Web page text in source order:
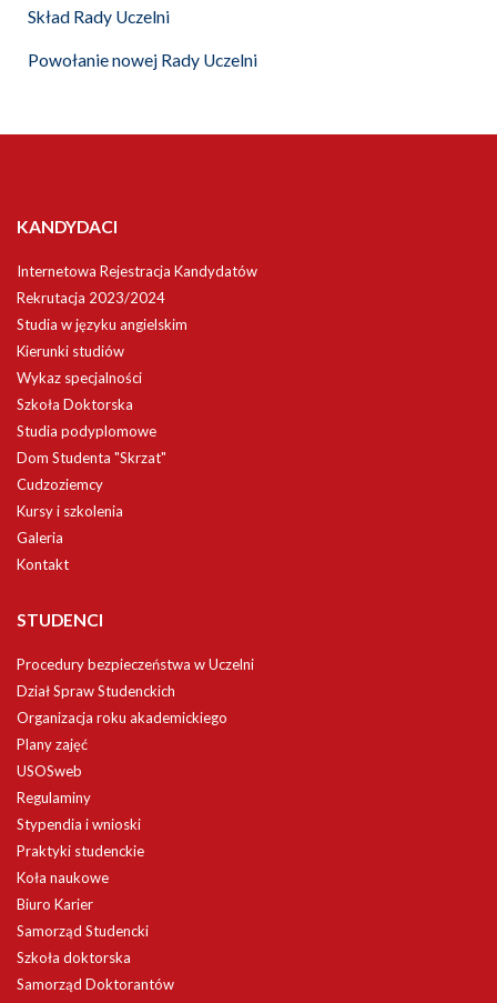
Skład Rady Uczelni
Powołanie nowej Rady Uczelni
KANDYDACI
Internetowa Rejestracja Kandydatów
Rekrutacja 2023/2024
Studia w języku angielskim
Kierunki studiów
Wykaz specjalności
Szkoła Doktorska
Studia podyplomowe
Dom Studenta "Skrzat"
Cudzoziemcy
Kursy i szkolenia
Galeria
Kontakt
STUDENCI
Procedury bezpieczeństwa w Uczelni
Dział Spraw Studenckich
Organizacja roku akademickiego
Plany zajęć
USOSweb
Regulaminy
Stypendia i wnioski
Praktyki studenckie
Koła naukowe
Biuro Karier
Samorząd Studencki
Szkoła doktorska
Samorząd Doktorantów